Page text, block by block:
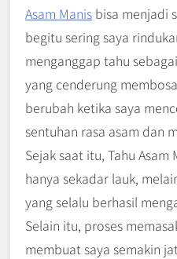
Asam Manis bisa menjadi
begitu sering saya
menganggap tahu
yang cenderung
berubah ketika saya
sentuhan rasa asam dan
Sejak saat itu, Tahu Asam
hanya sekadar lauk,
yang selalu berhasil
Selain itu, proses
membuat saya semakin